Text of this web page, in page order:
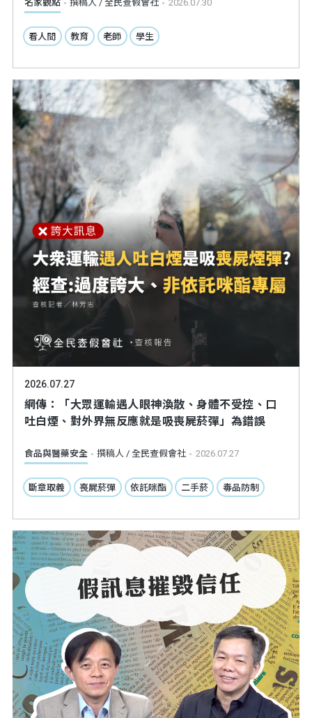
名家觀點 撰稿人 / 全民查假會社 2026.07.30
看人間 教育 老師 學生
2026.07.27
網傳：「大眾運輸遇人眼神渙散、身體不受控、口
吐白煙、對外界無反應就是吸喪屍菸彈」為錯誤
食品與醫藥安全 撰稿人 / 全民查假會社 2026.07.27
斷章取義 喪屍菸彈 依託咪酯 二手菸 毒品防制